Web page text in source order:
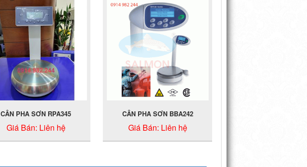
CÂN PHA SƠN RPA345
Giá Bán: Liên hệ
CÂN PHA SƠN BBA242
Giá Bán: Liên hệ